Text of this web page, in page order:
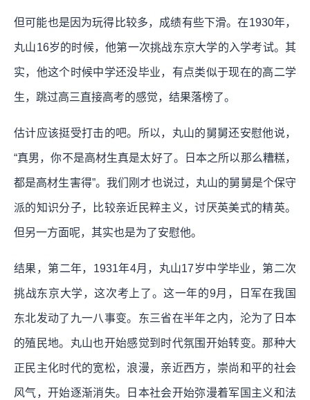
但可能也是因为玩得比较多，成绩有些下滑。在1930年，
丸山16岁的时候，他第一次挑战东京大学的入学考试。其
实，他这个时候中学还没毕业，有点类似于现在的高二学
生，跳过高三直接高考的感觉，结果落榜了。
估计应该挺受打击的吧。所以，丸山的舅舅还安慰他说，
“真男，你不是高材生真是太好了。日本之所以那么糟糕，
都是高材生害得”。我们刚才也说过，丸山的舅舅是个保守
派的知识分子，比较亲近民粹主义，讨厌英美式的精英。
但另一方面呢，其实也是为了安慰他。
结果，第二年，1931年4月，丸山17岁中学毕业，第二次
挑战东京大学，这次考上了。这一年的9月，日军在我国
东北发动了九一八事变。东三省在半年之内，沦为了日本
的殖民地。丸山也开始感觉到时代氛围开始转变。那种大
正民主化时代的宽松，浪漫，亲近西方，崇尚和平的社会
风气，开始逐渐消失。日本社会开始弥漫着军国主义和法